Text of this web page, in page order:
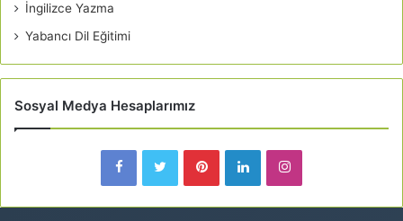
İngilizce Yazma
Yabancı Dil Eğitimi
Sosyal Medya Hesaplarımız